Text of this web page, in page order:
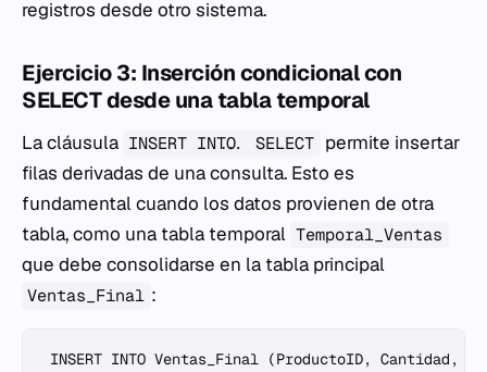
registros desde otro sistema.
Ejercicio 3: Inserción condicional con
SELECT desde una tabla temporal
La cláusula INSERT INTO... SELECT permite insertar
filas derivadas de una consulta. Esto es
fundamental cuando los datos provienen de otra
tabla, como una tabla temporal Temporal_Ventas
que debe consolidarse en la tabla principal
Ventas_Final :
INSERT INTO Ventas_Final (ProductoID, Cantidad,